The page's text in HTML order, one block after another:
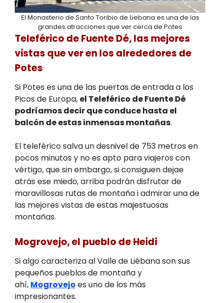
El Monasterio de Santo Toribio de Liebana es una de las
grandes atracciones que ver cerca de Potes
Teleférico de Fuente Dé, las mejores
vistas que ver en los alrededores de
Potes
Si Potes es una de las puertas de entrada a los
Picos de Europa, el Teleférico de Fuente Dé
podríamos decir que conduce hasta el
balcón de estas inmensas montañas.
El teleférico salva un desnivel de 753 metros en
pocos minutos y no es apto para viajeros con
vértigo, que sin embargo, si consiguen dejae
atrás ese miedo, arriba podrán disfrutar de
maravillosas rutas de montaña i admirar una de
las mejores vistas de estas majestuosas
montañas.
Mogrovejo, el pueblo de Heidi
Si algo caracteriza al Valle de Liébana son sus
pequeños pueblos de montaña y
ahí, Mogrovejo es uno de los más
impresionantes.